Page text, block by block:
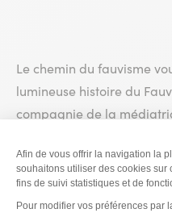
Le chemin du fauvisme
lumineuse histoire du
compagnie de la
ruelles de ce village qui,
transformera dès le début
cité d’artistes.